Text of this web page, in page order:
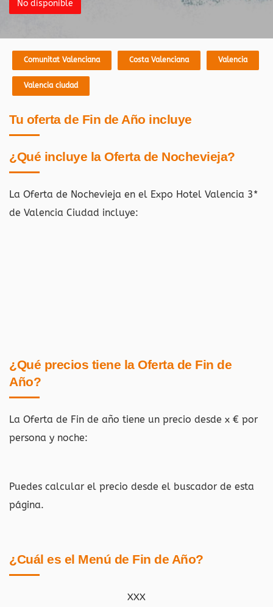
No disponible
Comunitat Valenciana Costa Valenciana Valencia
Valencia ciudad
Tu oferta de Fin de Año incluye
¿Qué incluye la Oferta de Nochevieja?
La Oferta de Nochevieja en el Expo Hotel Valencia 3*
de Valencia Ciudad incluye:
¿Qué precios tiene la Oferta de Fin de
Año?
La Oferta de Fin de año tiene un precio desde x € por
persona y noche:
Puedes calcular el precio desde el buscador de esta
página.
¿Cuál es el Menú de Fin de Año?
XXX